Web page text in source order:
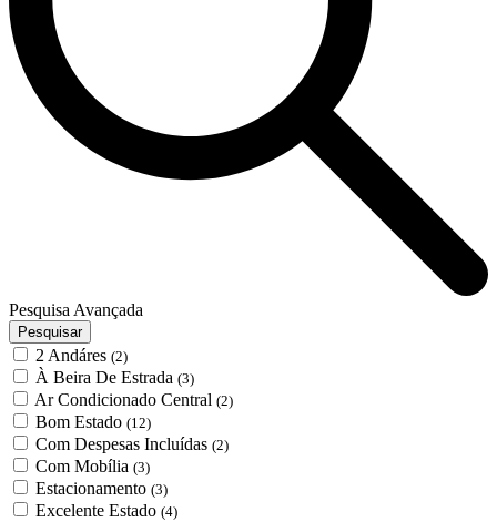
Pesquisa Avançada
Pesquisar
2 Andáres (2)
À Beira De Estrada (3)
Ar Condicionado Central (2)
Bom Estado (12)
Com Despesas Incluídas (2)
Com Mobília (3)
Estacionamento (3)
Excelente Estado (4)